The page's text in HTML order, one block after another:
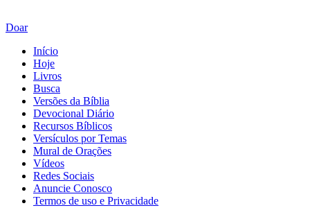
Doar
Início
Hoje
Livros
Busca
Versões da Bíblia
Devocional Diário
Recursos Bíblicos
Versículos por Temas
Mural de Orações
Vídeos
Redes Sociais
Anuncie Conosco
Termos de uso e Privacidade